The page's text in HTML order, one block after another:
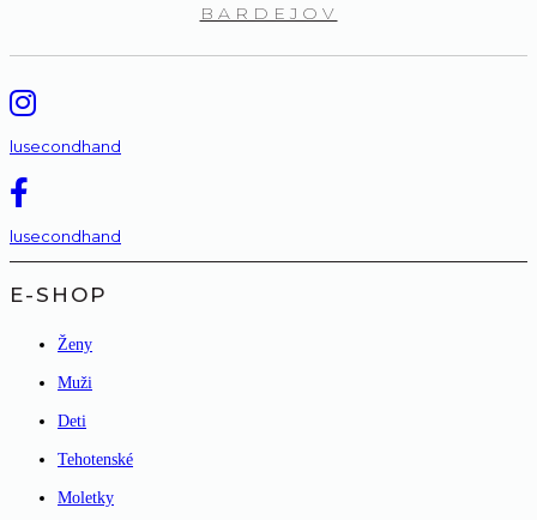
BARDEJOV
lusecondhand
lusecondhand
E-SHOP
Ženy
Muži
Deti
Tehotenské
Moletky